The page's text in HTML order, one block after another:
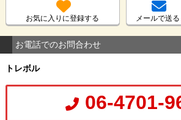
お気に入りに登録する メールで送る
お電話でのお問合わせ
トレボル
06-4701-